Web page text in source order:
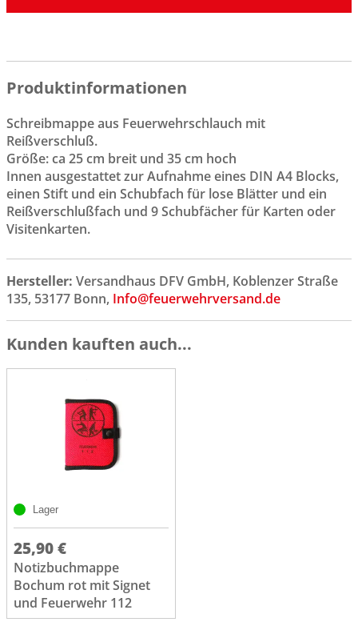
Produktinformationen
Schreibmappe aus Feuerwehrschlauch mit
Reißverschluß.
Größe: ca 25 cm breit und 35 cm hoch
Innen ausgestattet zur Aufnahme eines DIN A4 Blocks,
einen Stift und ein Schubfach für lose Blätter und ein
Reißverschlußfach und 9 Schubfächer für Karten oder
Visitenkarten.
Hersteller: Versandhaus DFV GmbH, Koblenzer Straße
135, 53177 Bonn, Info@feuerwehrversand.de
Kunden kauften auch...
Lager
25,90 €
Notizbuchmappe
Bochum rot mit Signet
und Feuerwehr 112